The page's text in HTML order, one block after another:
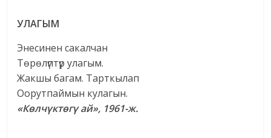
УЛАГЫМ
Энесинен сакалчан
Төрөлүптүр улагым.
Жакшы багам. Тарткылап
Оорутпаймын кулагын.
«Көлчүктөгү ай», 1961-ж.